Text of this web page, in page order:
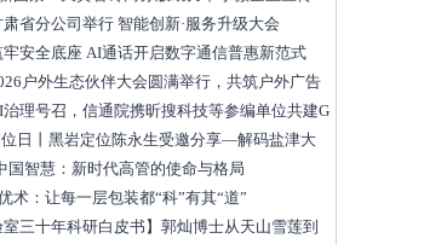
省分公司举行 智能创新·服务升级大会
安全底座 AI通话开启数字通信普惠新范式
户外生态伙伴大会圆满举行，共筑户外广告
理号召，信通院携昕搜科技等参编单位共建G
日丨黑岩定位陈永生受邀分享—解码盐津大
国智慧：新时代高管的使命与格局
术：让每一层包装都“科”有其“道”
室三十年科研白皮书】郭灿博士从天山雪莲到